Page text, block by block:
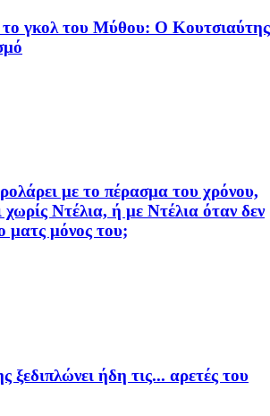
γκολ του Μύθου: Ο Κουτσιαύτης
με το πέρασμα του χρόνου,
Ντέλια, ή με Ντέλια όταν δεν
ματς μόνος του;
ξεδιπλώνει ήδη τις... αρετές του